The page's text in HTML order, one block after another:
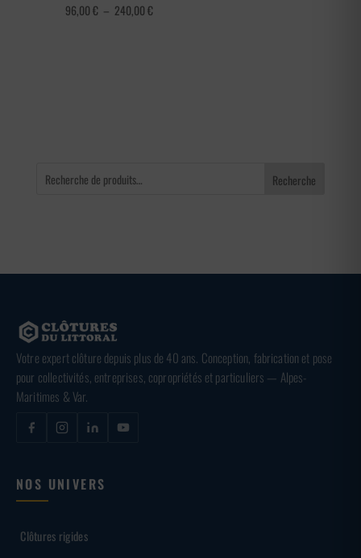
96,00€ – 240,00€Plage
Recherche
Votre expert clôture depuis plus de 40 ans. Conception, fabrication et pose
pour collectivités, entreprises, copropriétés et particuliers — Alpes-
Maritimes & Var.
NOS UNIVERS
Clôtures rigides